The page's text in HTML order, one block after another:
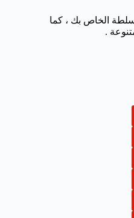
الخاص بك ، كما
.